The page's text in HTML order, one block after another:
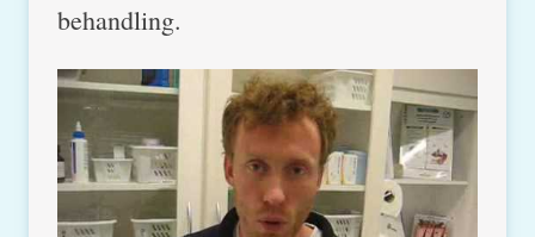
behandling.